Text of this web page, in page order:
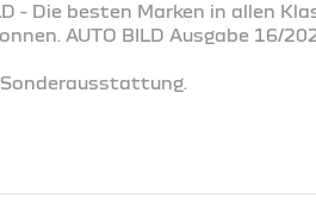
- Die besten Marken in allen
AUTO BILD Ausgabe 16/